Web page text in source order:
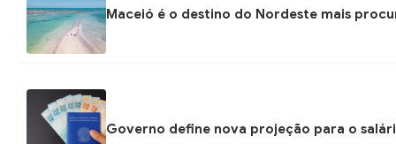
Maceió é o destino do Nordeste mais
Governo define nova projeção para o